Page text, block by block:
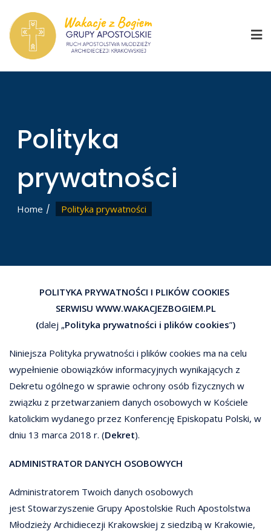
content
Polityka
prywatności
Home Polityka prywatności
POLITYKA PRYWATNOŚCI I PLIKÓW COOKIES
SERWISU WWW.WAKACJEZBOGIEM.PL
(dalej „Polityka prywatności i plików cookies”)
Niniejsza Polityka prywatności i plików cookies ma na celu
wypełnienie obowiązków informacyjnych wynikających z
Dekretu ogólnego w sprawie ochrony osób fizycznych w
związku z przetwarzaniem danych osobowych w Kościele
katolickim wydanego przez Konferencję Episkopatu Polski, w
dniu 13 marca 2018 r. (Dekret).
ADMINISTRATOR DANYCH OSOBOWYCH
Administratorem Twoich danych osobowych
jest Stowarzyszenie Grupy Apostolskie Ruch Apostolstwa
Młodzieży Archidiecezji Krakowskiej z siedzibą w Krakowie,